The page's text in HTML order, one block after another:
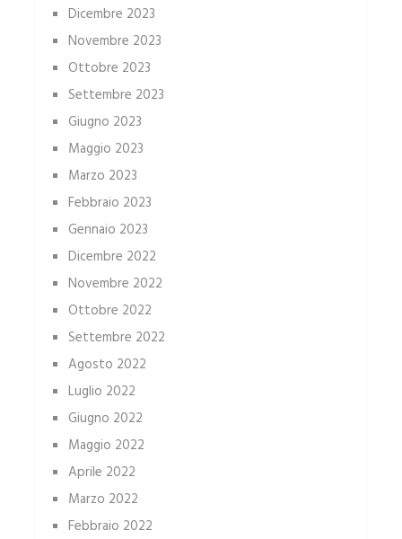
Dicembre 2023
Novembre 2023
Ottobre 2023
Settembre 2023
Giugno 2023
Maggio 2023
Marzo 2023
Febbraio 2023
Gennaio 2023
Dicembre 2022
Novembre 2022
Ottobre 2022
Settembre 2022
Agosto 2022
Luglio 2022
Giugno 2022
Maggio 2022
Aprile 2022
Marzo 2022
Febbraio 2022